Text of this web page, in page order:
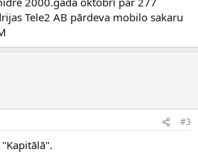
Tele2 AB pārdeva mobilo sakaru
#3